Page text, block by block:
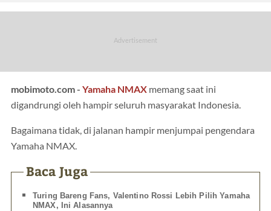
mobimoto.com - Yamaha NMAX memang saat ini
digandrungi oleh hampir seluruh masyarakat Indonesia.
Bagaimana tidak, di jalanan hampir menjumpai pengendara
Yamaha NMAX.
Baca Juga
Turing Bareng Fans, Valentino Rossi Lebih Pilih Yamaha
NMAX, Ini Alasannya